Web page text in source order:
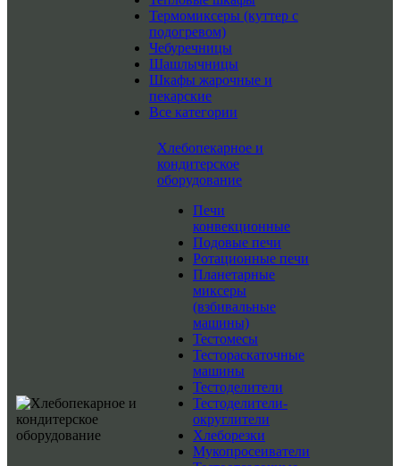
Термомиксеры (куттер с
подогревом)
Чебуречницы
Шашлычницы
Шкафы жарочные и
пекарские
Все категории
Хлебопекарное и
кондитерское
оборудование
Печи
конвекционные
Подовые печи
Ротационные печи
Планетарные
миксеры
(взбивальные
машины)
Тестомесы
Тестораскаточные
машины
Тестоделители
Тестоделители-
округлители
Хлеборезки
Мукопросеиватели